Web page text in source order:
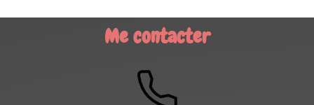
Me contacter